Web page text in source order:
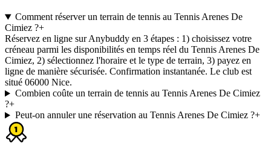
Comment réserver un terrain de tennis au Tennis Arenes De
Cimiez ?+
Réservez en ligne sur Anybuddy en 3 étapes : 1) choisissez votre
créneau parmi les disponibilités en temps réel du Tennis Arenes De
Cimiez, 2) sélectionnez l'horaire et le type de terrain, 3) payez en
ligne de manière sécurisée. Confirmation instantanée. Le club est
situé 06000 Nice.
Combien coûte un terrain de tennis au Tennis Arenes De Cimiez
?+
Peut-on annuler une réservation au Tennis Arenes De Cimiez ?+